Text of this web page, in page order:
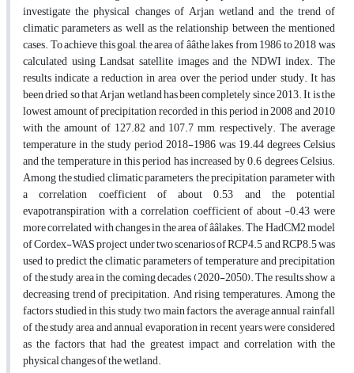
investigate the physical changes of Arjan wetland and the trend of
climatic parameters as well as the relationship between the mentioned
cases. To achieve this goal, the area of ââthe lakes from 1986 to 2018 was
calculated using Landsat satellite images and the NDWI index. The
results indicate a reduction in area over the period under study. It has
been dried so that Arjan wetland has been completely since 2013. It is the
lowest amount of precipitation recorded in this period in 2008 and 2010
with the amount of 127.82 and 107.7 mm, respectively. The average
temperature in the study period 2018-1986 was 19.44 degrees Celsius
and the temperature in this period has increased by 0.6 degrees Celsius.
Among the studied climatic parameters, the precipitation parameter with
a correlation coefficient of about 0.53 and the potential
evapotranspiration with a correlation coefficient of about -0.43 were
more correlated with changes in the area of ââlakes. The HadCM2 model
of Cordex-WAS project under two scenarios of RCP4.5 and RCP8.5 was
used to predict the climatic parameters of temperature and precipitation
of the study area in the coming decades (2020-2050). The results show a
decreasing trend of precipitation. And rising temperatures. Among the
factors studied in this study, two main factors, the average annual rainfall
of the study area and annual evaporation in recent years were considered
as the factors that had the greatest impact and correlation with the
physical changes of the wetland.